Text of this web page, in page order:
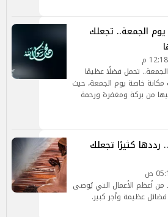
الجمعة.. تجعلك
تحمل فضلًا عظيمًا
خاصة يوم الجمعة، حيث
من بركة ومغفرة ورحمة
كثيرًا تجعلك
أعظم الأعمال التي يُوصى
عظيمة وأجر كبير.